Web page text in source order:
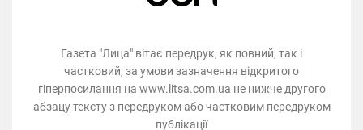
Газета "Лица" вітає передрук, як повний, так і
частковий, за умови зазначення відкритого
гіперпосилання на www.litsa.com.ua не нижче другого
абзацу тексту з передруком або частковим передруком
публікації